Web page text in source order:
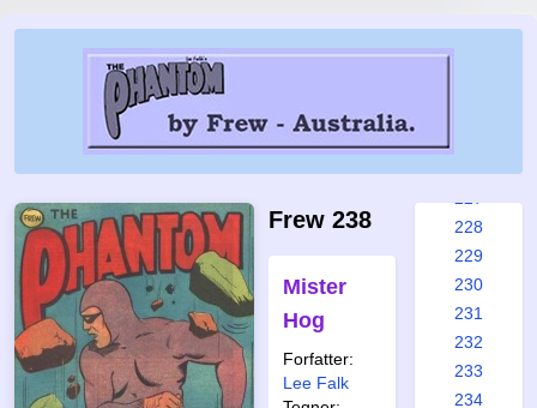
Frew 238
Mister
Hog
Forfatter:
Lee Falk
221
228
229
230
231
232
233
234